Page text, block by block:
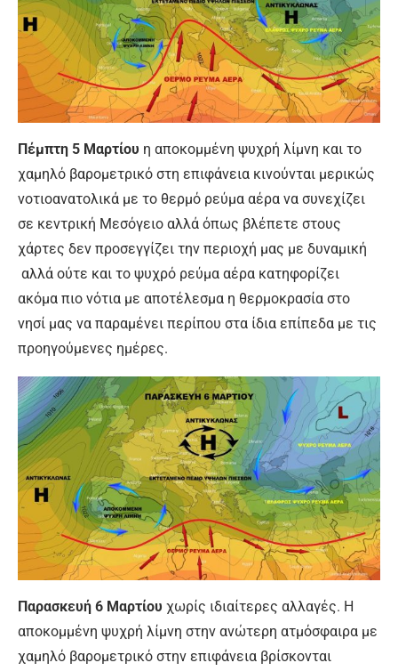
Πέμπτη 5 Μαρτίου η αποκομμένη ψυχρή λίμνη και το
χαμηλό βαρομετρικό στη επιφάνεια κινούνται μερικώς
νοτιοανατολικά με το θερμό ρεύμα αέρα να συνεχίζει
σε κεντρική Μεσόγειο αλλά όπως βλέπετε στους
χάρτες δεν προσεγγίζει την περιοχή μας με δυναμική
αλλά ούτε και το ψυχρό ρεύμα αέρα κατηφορίζει
ακόμα πιο νότια με αποτέλεσμα η θερμοκρασία στο
νησί μας να παραμένει περίπου στα ίδια επίπεδα με τις
προηγούμενες ημέρες.
Παρασκευή 6 Μαρτίου χωρίς ιδιαίτερες αλλαγές. Η
αποκομμένη ψυχρή λίμνη στην ανώτερη ατμόσφαιρα με
χαμηλό βαρομετρικό στην επιφάνεια βρίσκονται